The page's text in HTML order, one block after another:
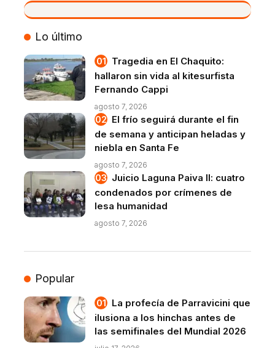
VIVO
Lo último
Tragedia en El Chaquito:
hallaron sin vida al kitesurfista
Fernando Cappi
agosto 7, 2026
El frío seguirá durante el fin
de semana y anticipan heladas y
niebla en Santa Fe
agosto 7, 2026
Juicio Laguna Paiva II: cuatro
condenados por crímenes de
lesa humanidad
agosto 7, 2026
Popular
La profecía de Parravicini que
ilusiona a los hinchas antes de
las semifinales del Mundial 2026